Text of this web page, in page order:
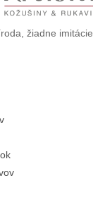
žiadne imitácie